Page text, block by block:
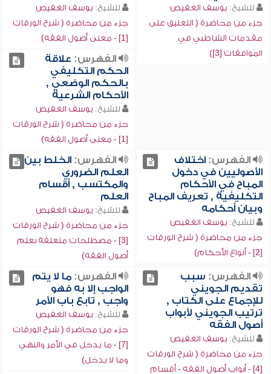
للشيخ: يوسف الغفيص
جزء من محاضرة ( التعليق على
مقدمات الشاطبي في
الموافقات [3])
للشيخ: يوسف الغفيص
جزء من محاضرة ( شرح الورقات
[1] - معنى أصول الفقه)
الفهرس: علاقة
الحكم التكليفي
بالحكم الوضعي ,
الأحكام الشرعية
للشيخ: يوسف الغفيص
جزء من محاضرة ( شرح الورقات
[1] - معنى أصول الفقه)
الفهرس:اختلاف
الأصوليين في دخول
المباح في الأحكام
التكليفية , تعريف المباح
وبيان أحكامه
للشيخ: يوسف الغفيص
جزء من محاضرة ( شرح الورقات
[2] - أنواع الأحكام)
الفهرس:الخلط بين
العلم الضروري
والمكتسب , أقسام
العلم
للشيخ: يوسف الغفيص
جزء من محاضرة ( شرح الورقات
[3] - مصطلحات متعلقة بعلم
أصول الفقه)
الفهرس: سبب
تقديم الجويني
للإجماع على الكتاب ,
ترتيب الجويني لأبواب
أصول الفقه
للشيخ: يوسف الغفيص
جزء من محاضرة ( شرح الورقات
[4] - أبواب أصول الفقه - أقسام
الفهرس:ما لا يتم
الواجب إلا به فهو
واجب , تابع باب الأمر
للشيخ: يوسف الغفيص
جزء من محاضرة ( شرح الورقات
[7] - ما يدخل في الأمر والنهي
وما لا يدخل)